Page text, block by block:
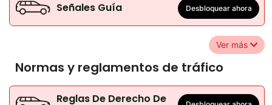
Señales Guía Desbloquear ahora
Ver más
Normas y reglamentos de tráfico
Reglas De Derecho De